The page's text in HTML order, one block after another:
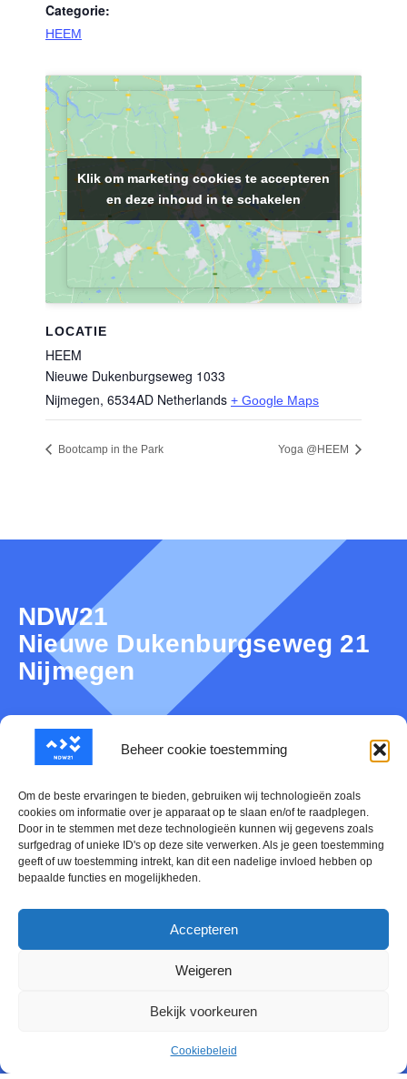
Beheer cookie toestemming
Om de beste ervaringen te bieden, gebruiken wij technologieën zoals
cookies om informatie over je apparaat op te slaan en/of te raadplegen.
Door in te stemmen met deze technologieën kunnen wij gegevens zoals
surfgedrag of unieke ID's op deze site verwerken. Als je geen toestemming
geeft of uw toestemming intrekt, kan dit een nadelige invloed hebben op
bepaalde functies en mogelijkheden.
Accepteren
Weigeren
Bekijk voorkeuren
Cookiebeleid
Categorie:
HEEM
LOCATIE
HEEM
Nieuwe Dukenburgseweg 1033
Nijmegen, 6534AD Netherlands + Google Maps
Klik om marketing cookies te accepteren
en deze inhoud in te schakelen
Klik om marketing cookies te accepteren
en deze inhoud in te schakelen
Bootcamp in the Park Yoga @HEEM
NDW21
Nieuwe Dukenburgseweg 21
Nijmegen
Over NDW21
Nieuws
Mijn NDW21
Contact
Evenementen Kalender
Cookiebeleid (EU)
aanpoters.nl